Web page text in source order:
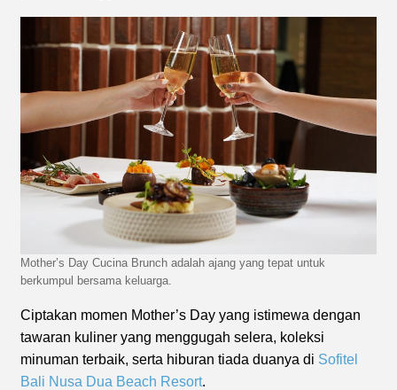
Mother’s Day Cucina Brunch adalah ajang yang tepat untuk
berkumpul bersama keluarga.
Ciptakan momen Mother’s Day yang istimewa dengan
tawaran kuliner yang menggugah selera, koleksi
minuman terbaik, serta hiburan tiada duanya di Sofitel
Bali Nusa Dua Beach Resort.